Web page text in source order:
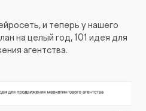
сайта
поиска SearchBooster
и теперь у нашего
на целый год, 101 идея для
агентства.